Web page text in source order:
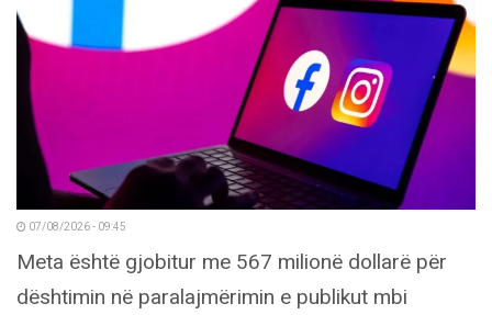
07/08/2026 - 09:45
Meta është gjobitur me 567 milionë dollarë për
dështimin në paralajmërimin e publikut mbi